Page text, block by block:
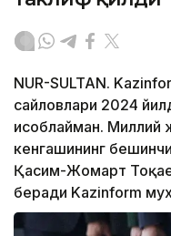
NUR-SULTAN.
сайловлари 2024
ҳисоблайман.
кенгашининг
Қасим-Жомарт
беради Kazinform